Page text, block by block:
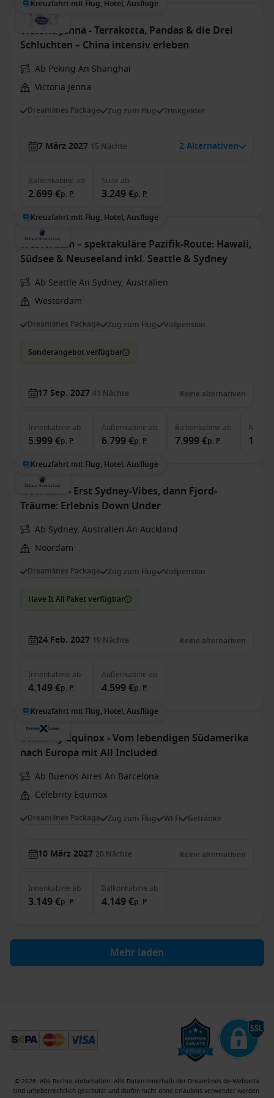
Kreuzfahrt mit Flug, Hotel, Ausflüge
Victoria Jenna - Terrakotta, Pandas & die Drei
Schluchten – China intensiv erleben
Ab Peking An Shanghai
Victoria Jenna
Dreamlines Package Zug zum Flug Trinkgelder
7 März 2027 15 Nächte 2 Alternativen
Balkonkabine ab
2.699 €p. P.
Suite ab
3.249 €p. P.
Kreuzfahrt mit Flug, Hotel, Ausflüge
Westerdam – spektakuläre Pazifik-Route: Hawaii,
Südsee & Neuseeland inkl. Seattle & Sydney
Ab Seattle An Sydney, Australien
Westerdam
Dreamlines Package Zug zum Flug Vollpension
Sonderangebot verfügbar
17 Sep. 2027 41 Nächte Keine alternativen
Innenkabine ab
5.999 €p. P.
Außenkabine ab
6.799 €p. P.
Balkonkabine ab
7.999 €p. P.
Kreuzfahrt mit Flug, Hotel, Ausflüge
Noordam - Erst Sydney-Vibes, dann Fjord-
Träume: Erlebnis Down Under
Ab Sydney, Australien An Auckland
Noordam
Dreamlines Package Zug zum Flug Vollpension
Have It All Paket verfügbar
24 Feb. 2027 19 Nächte Keine alternativen
Innenkabine ab
4.149 €p. P.
Außenkabine ab
4.599 €p. P.
Kreuzfahrt mit Flug, Hotel, Ausflüge
Celebrity Equinox - Vom lebendigen Südamerika
nach Europa mit All Included
Ab Buenos Aires An Barcelona
Celebrity Equinox
Dreamlines Package Zug zum Flug Wi-Fi Getränke
10 März 2027 20 Nächte Keine alternativen
Innenkabine ab
3.149 €p. P.
Balkonkabine ab
4.149 €p. P.
Mehr laden
© 2026. Alle Rechte vorbehalten. Alle Daten innerhalb der Dreamlines.de-Webseite
sind urheberrechtlich geschützt und dürfen nicht ohne Erlaubnis verwendet werden.